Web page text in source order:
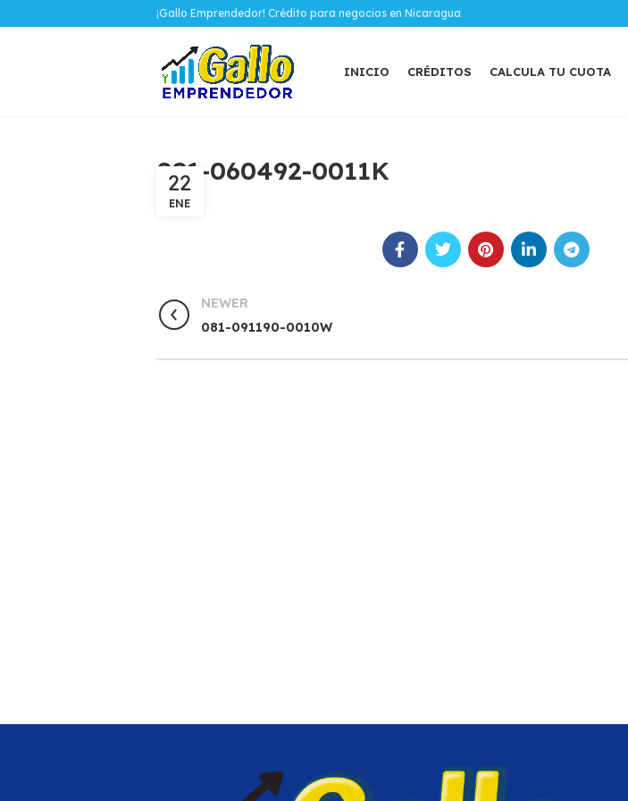
¡Gallo Emprendedor! Crédito para negocios en Nicaragua
INICIO CRÉDITOS CALCULA TU CUOTA
081-060492-0011K
22
ENE
NEWER
081-091190-0010W